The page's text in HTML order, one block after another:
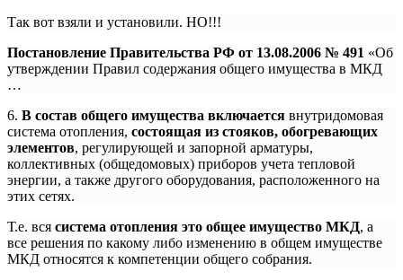
Так вот взяли и установили. НО!!!
Постановление Правительства РФ от 13.08.2006 № 491 «Об
утверждении Правил содержания общего имущества в МКД
…
6. В состав общего имущества включается внутридомовая
система отопления, состоящая из стояков, обогревающих
элементов, регулирующей и запорной арматуры,
коллективных (общедомовых) приборов учета тепловой
энергии, а также другого оборудования, расположенного на
этих сетях.
Т.е. вся система отопления это общее имущество МКД, а
все решения по какому либо изменению в общем имуществе
МКД относятся к компетенции общего собрания.